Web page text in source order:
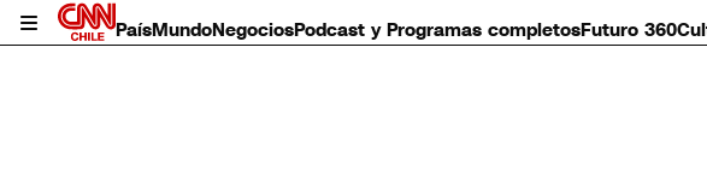
PaísMundoNegociosPodcast y Programas completosFuturo 360